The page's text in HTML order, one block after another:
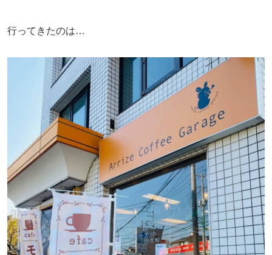
行ってきたのは…